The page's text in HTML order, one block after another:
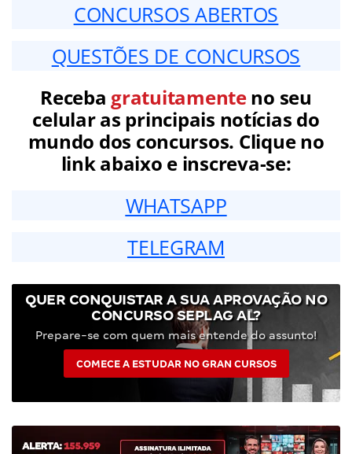
CONCURSOS ABERTOS
QUESTÕES DE CONCURSOS
Receba gratuitamenteno seu
celular as principais notícias do
mundo dos concursos. Clique no
link abaixo e inscreva-se:
WHATSAPP
TELEGRAM
QUER CONQUISTAR A SUA APROVAÇÃO NO
CONCURSO SEPLAG AL?
Prepare-se com quem mais entende do assunto!
COMECE A ESTUDAR NO GRAN CURSOS